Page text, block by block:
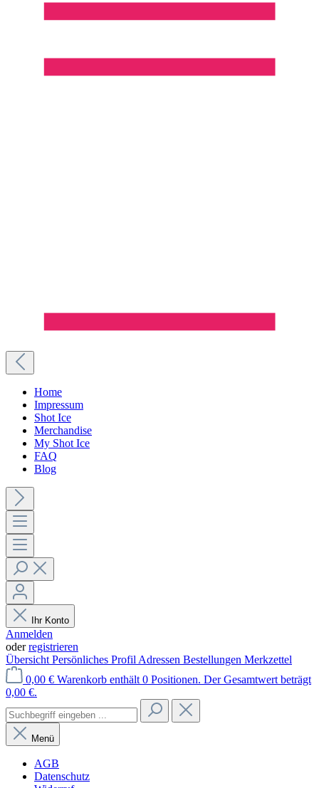
Home
Impressum
Shot Ice
Merchandise
My Shot Ice
FAQ
Blog
Ihr Konto
Anmelden
oderregistrieren
Übersicht Persönliches Profil Adressen Bestellungen Merkzettel
0,00 € Warenkorb enthält 0 Positionen. Der Gesamtwert beträgt
0,00 €.
Menü
AGB
Datenschutz